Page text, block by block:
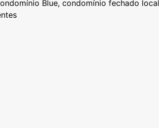
Blue, condomínio fechado